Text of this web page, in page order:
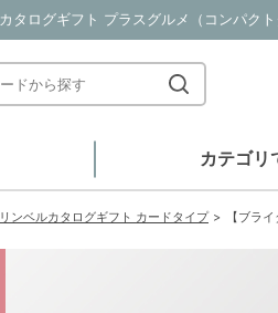
カテゴリ
リンベルカタログギフト カードタイプ 【ブラ